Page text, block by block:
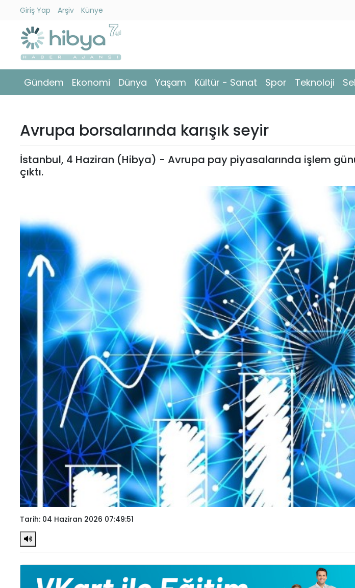
Giriş Yap Arşiv Künye
Gündem Ekonomi Dünya Yaşam Kültür - Sanat Spor Teknoloji
Gündem
Ekonomi
Yaşam
Kültür
Spor
Sektörel
Arşiv
Künye
Giriş
Yap
Avrupa borsalarında karışık seyir
İstanbul, 4 Haziran (Hibya) - Avrupa pay piyasalarında işlem
çıktı.
Tarih: 04 Haziran 2026 07:49:51